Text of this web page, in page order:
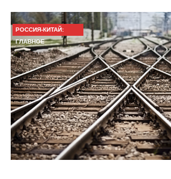
РОССИЯ-КИТАЙ:
ГЛАВНОЕ